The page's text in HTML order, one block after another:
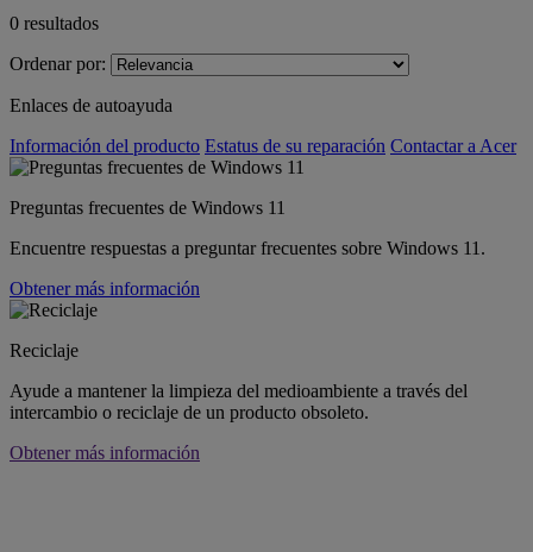
0 resultados
Ordenar por:
Enlaces de autoayuda
Información del producto Estatus de su reparación Contactar a Acer
Preguntas frecuentes de Windows 11
Encuentre respuestas a preguntar frecuentes sobre Windows 11.
Obtener más información
Reciclaje
Ayude a mantener la limpieza del medioambiente a través del
intercambio o reciclaje de un producto obsoleto.
Obtener más información